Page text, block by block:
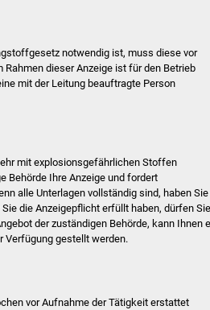
notwendig ist, muss diese vor
dieser Anzeige ist für den Betrieb
mit der Leitung beauftragte Person
mit explosionsgefährlichen Stoffen
Behörde Ihre Anzeige und fordert
alle Unterlagen vollständig sind, haben Sie
die Anzeigepflicht erfüllt haben, dürfen Sie
der zuständigen Behörde, kann Ihnen
Verfügung gestellt werden.
vor Aufnahme der Tätigkeit erstattet